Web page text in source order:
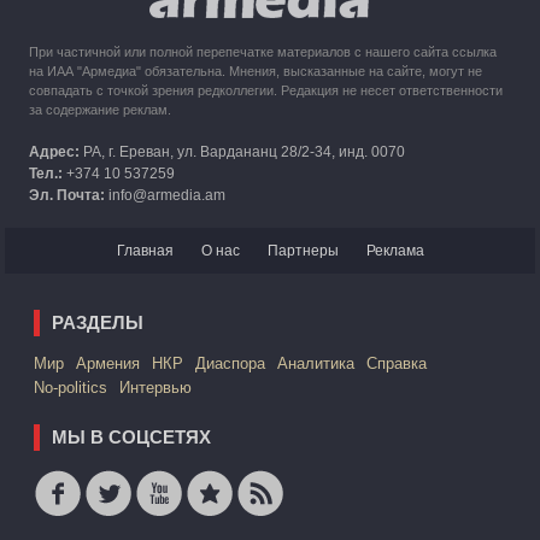
При частичной или полной перепечатке материалов с нашего сайта ссылка
на ИАА "Армедиа" обязательна. Мнения, высказанные на сайте, могут не
совпадать с точкой зрения редколлегии. Редакция не несет ответственности
за содержание реклам.
Адрес: РА, г. Ереван, ул. Вардананц 28/2-34, инд. 0070
Тел.: +374 10 537259
Эл. Почта: info@armedia.am
Главная О нас Партнеры Реклама
РАЗДЕЛЫ
Mир Армения НКР Диаспора Аналитика
Справка
No-politics
Интервью
МЫ В СОЦСЕТЯХ